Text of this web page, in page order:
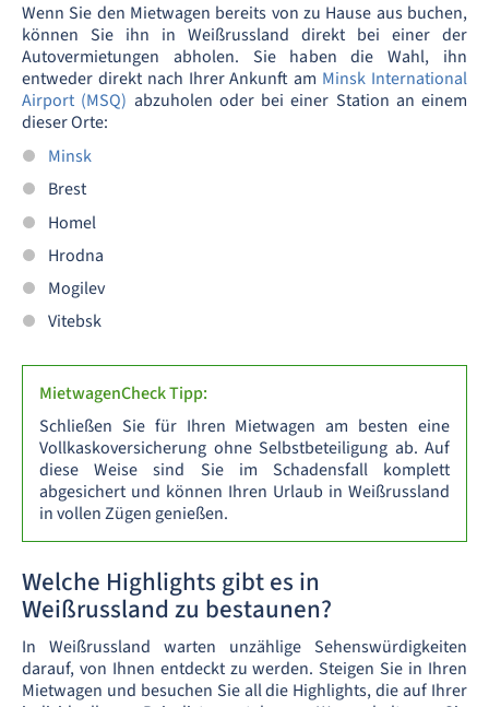
Wenn Sie den Mietwagen bereits von zu Hause aus buchen,
können Sie ihn in Weißrussland direkt bei einer der
Autovermietungen abholen. Sie haben die Wahl, ihn
entweder direkt nach Ihrer Ankunft am Minsk International
Airport (MSQ) abzuholen oder bei einer Station an einem
dieser Orte:
Minsk
Brest
Homel
Hrodna
Mogilev
Vitebsk
MietwagenCheck Tipp:
Schließen Sie für Ihren Mietwagen am besten eine
Vollkaskoversicherung ohne Selbstbeteiligung ab. Auf
diese Weise sind Sie im Schadensfall komplett
abgesichert und können Ihren Urlaub in Weißrussland
in vollen Zügen genießen.
Welche Highlights gibt es in
Weißrussland zu bestaunen?
In Weißrussland warten unzählige Sehenswürdigkeiten
darauf, von Ihnen entdeckt zu werden. Steigen Sie in Ihren
Mietwagen und besuchen Sie all die Highlights, die auf Ihrer